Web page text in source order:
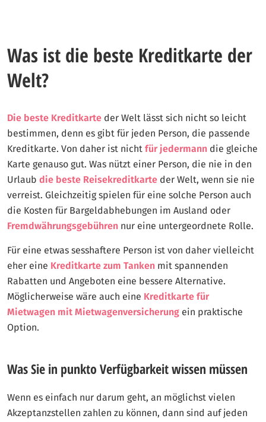
Was ist die beste Kreditkarte der
Welt?
Die beste Kreditkarte der Welt lässt sich nicht so leicht
bestimmen, denn es gibt für jeden Person, die passende
Kreditkarte. Von daher ist nicht für jedermann die gleiche
Karte genauso gut. Was nützt einer Person, die nie in den
Urlaub die beste Reisekreditkarte der Welt, wenn sie nie
verreist. Gleichzeitig spielen für eine solche Person auch
die Kosten für Bargeldabhebungen im Ausland oder
Fremdwährungsgebühren nur eine untergeordnete Rolle.
Für eine etwas sesshaftere Person ist von daher vielleicht
eher eine Kreditkarte zum Tanken mit spannenden
Rabatten und Angeboten eine bessere Alternative.
Möglicherweise wäre auch eine Kreditkarte für
Mietwagen mit Mietwagenversicherung ein praktische
Option.
Was Sie in punkto Verfügbarkeit wissen müssen
Wenn es einfach nur darum geht, an möglichst vielen
Akzeptanzstellen zahlen zu können, dann sind auf jeden